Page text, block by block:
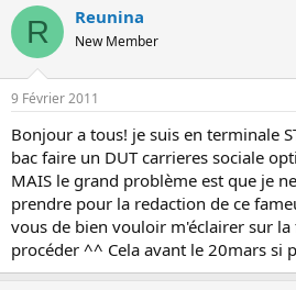
t
e
r
d
e
l
d
i
s
c
u
s
t
d
é
b
u
t
R Reunina
New Member
9 Février 2011
Bonjour a tous! je suis en terminale
bac faire un DUT carrieres sociale
MAIS le grand problème est que je
prendre pour la redaction de ce
vous de bien vouloir m'éclairer sur
procéder ^^ Cela avant le 20mars si